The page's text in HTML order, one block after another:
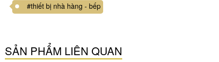
#thiết bị nhà hàng - bếp
SẢN PHẨM LIÊN QUAN